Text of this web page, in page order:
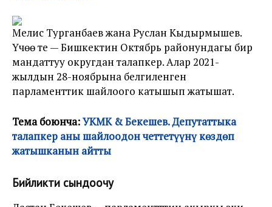
Мелис Турганбаев жана Руслан Кыдырмышев.
Үчөө тең — Бишкектин Октябрь районундагы бир
мандаттуу округдан талапкер. Алар 2021-
жылдын 28-ноябрына белгиленген
парламенттик шайлоого катышып жатышат.
Тема боюнча:УКМК & Бекешев. Депутаттыка
талапкер аны шайлоодон четтетүүнү көздөп
жатышканын айтты
Бийликти сындоочу